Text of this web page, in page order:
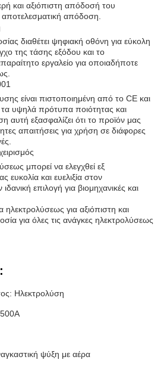
και αξιόπιστη απόδοσή του
αποτελεσματική απόδοση.
διαθέτει ψηφιακή οθόνη για εύκολη
της τάσης εξόδου και το
εργαλείο για οποιαδήποτε
είναι πιστοποιημένη από το CE και
υψηλά πρότυπα ποιότητας και
αυτή εξασφαλίζει ότι το προϊόν μας
απαιτήσεις για χρήση σε διάφορες
μπορεί να ελεγχθεί εξ
και ευελιξία στον
επιλογή για βιομηχανικές και
ηλεκτρολύσεως για αξιόπιστη και
για όλες τις ανάγκες ηλεκτρολύσεως
Ηλεκτρολύση
ψύξη με αέρα